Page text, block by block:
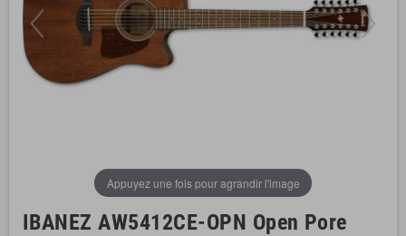
Appuyez une fois pour agrandir l'image
IBANEZ AW5412CE-OPN Open Pore